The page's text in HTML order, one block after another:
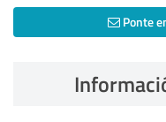
Ponte